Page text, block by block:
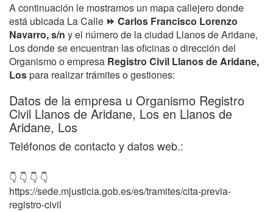
A continuación le mostramos un mapa callejero donde
está ubicada La Calle ⏩ Carlos Francisco Lorenzo
Navarro, s/n y el número de la ciudad Llanos de Aridane,
Los donde se encuentran las oficinas o dirección del
Organismo o empresa Registro Civil Llanos de Aridane,
Lospara realizar trámites o gestiones:
Datos de la empresa u Organismo Registro
Civil Llanos de Aridane, Los en Llanos de
Aridane, Los
Teléfonos de contacto y datos web.:
👇 👇 👇 👇
https://sede.mjusticia.gob.es/es/tramites/cita-previa-
registro-civil